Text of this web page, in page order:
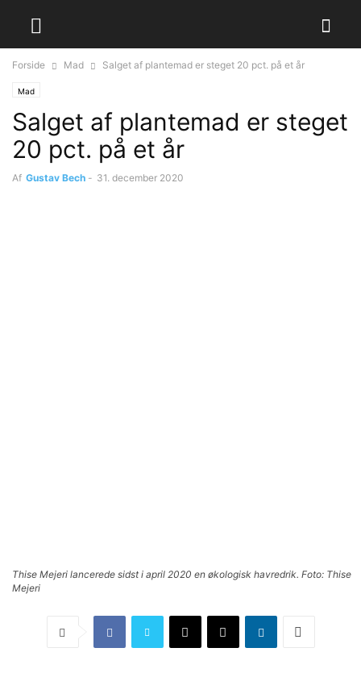
Forside Mad Salget af plantemad er steget 20 pct. på et år
Mad
Salget af plantemad er steget
20 pct. på et år
Af Gustav Bech - 31. december 2020
Thise Mejeri lancerede sidst i april 2020 en økologisk havredrik. Foto: Thise
Mejeri